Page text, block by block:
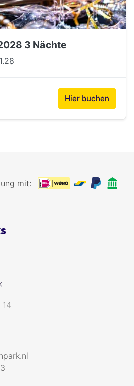
3 Nächte
Hier buchen
mit: